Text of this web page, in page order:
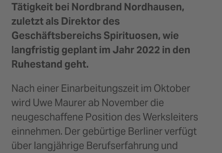
Tätigkeit bei Nordbrand Nordhausen,
zuletzt als Direktor des
Geschäftsbereichs Spirituosen, wie
langfristig geplant im Jahr 2022 in den
Ruhestand geht.
Nach einer Einarbeitungszeit im Oktober
wird Uwe Maurer ab November die
neugeschaffene Position des Werksleiters
einnehmen. Der gebürtige Berliner verfügt
über langjährige Berufserfahrung und